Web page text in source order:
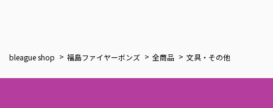
bleague shop 福島ファイヤーボンズ 全商品 文具・その他